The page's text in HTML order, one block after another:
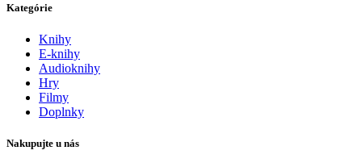
Kategórie
Knihy
E-knihy
Audioknihy
Hry
Filmy
Doplnky
Nakupujte u nás